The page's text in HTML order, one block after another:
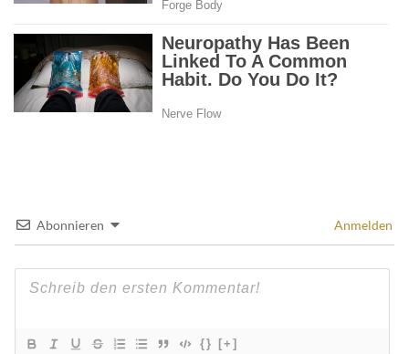
Abonnieren Anmelden
{} [+]